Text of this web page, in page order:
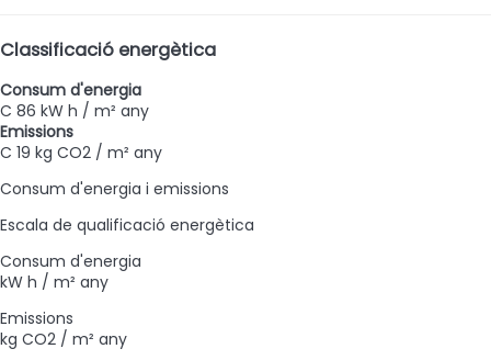
Classificació energètica
Consum d'energia
C 86 kW h / m² any
Emissions
C 19 kg CO2 / m² any
Consum d'energia i emissions
Escala de qualificació energètica
Consum d'energia
kW h / m² any
Emissions
kg CO2 / m² any